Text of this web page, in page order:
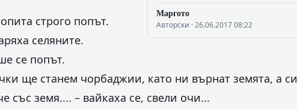
Маргото
Авторски · 26.06.2017 08:22
строго попът.
селяните.
се попът.
ще станем чорбаджии, като ни върнат земята, а си
със земя.... – вайкаха се, свели очи...